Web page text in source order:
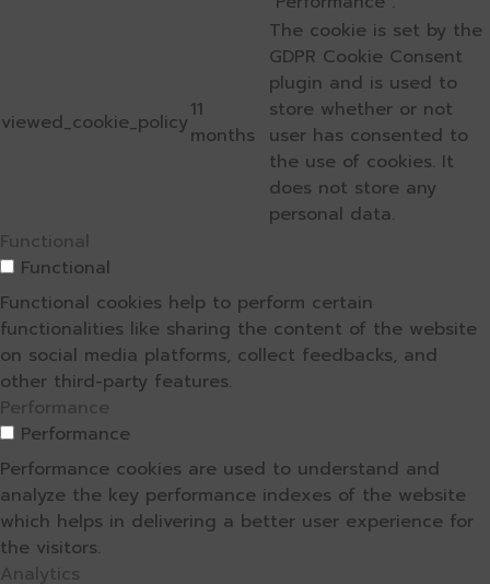
viewed_cookie_policy11
months
The cookie is set by the
GDPR Cookie Consent
plugin and is used to
store whether or not
user has consented to
the use of cookies. It
does not store any
personal data.
Functional
Functional
Functional cookies help to perform certain
functionalities like sharing the content of the website
on social media platforms, collect feedbacks, and
other third-party features.
Performance
Performance
Performance cookies are used to understand and
analyze the key performance indexes of the website
which helps in delivering a better user experience for
the visitors.
Analytics